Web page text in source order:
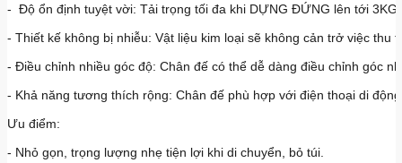
- Độ ổn định tuyệt vời: Tải trọng tối đa khi DỰNG ĐỨNG lên tới
- Thiết kế không bị nhiễu: Vật liệu kim loại sẽ không cản trở việc
- Điều chỉnh nhiều góc độ: Chân đế có thể dễ dàng điều chỉnh góc
- Khả năng tương thích rộng: Chân đế phù hợp với điện thoại di
Ưu điểm:
- Nhỏ gọn, trọng lượng nhẹ tiện lợi khi di chuyển, bỏ túi.